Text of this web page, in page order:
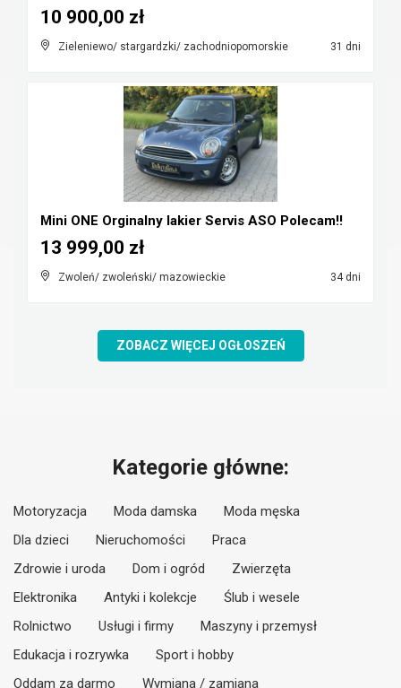
Zieleniewo/ stargardzki/ zachodniopomorskie 31 dni
10 900,00 zł
Mini ONE Orginalny lakier Servis ASO Polecam!!
Zwoleń/ zwoleński/ mazowieckie 34 dni
13 999,00 zł
ZOBACZ WIĘCEJ OGŁOSZEŃ
Kategorie główne:
Motoryzacja Moda damska
Moda męska
Dla dzieci
Nieruchomości
Praca
Zdrowie i uroda
Dom i ogród
Zwierzęta
Elektronika
Antyki i kolekcje
Ślub i wesele
Rolnictwo
Usługi i firmy
Maszyny i przemysł
Edukacja i rozrywka
Sport i hobby
Oddam za darmo
Wymiana / zamiana